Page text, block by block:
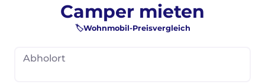
Camper mieten
🏷️Wohnmobil-Preisvergleich
Abholort